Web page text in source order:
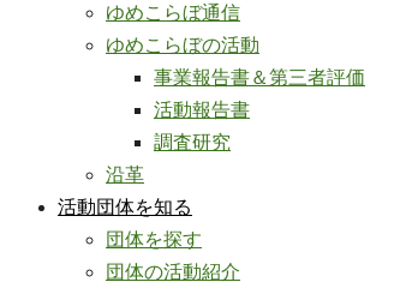
ゆめこらぼ通信
ゆめこらぼの活動
事業報告書＆第三者評価
活動報告書
調査研究
沿革
活動団体を知る
団体を探す
団体の活動紹介